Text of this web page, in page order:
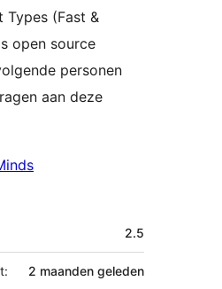
Types (Fast &
open source
personen
aan deze
2.5
2 maanden geleden